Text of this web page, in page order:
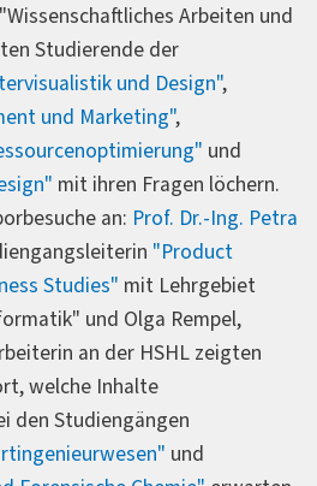
Arbeiten und
Studierende der
und Design",
und Marketing",
und
mit ihren Fragen löchern.
an: Prof. Dr.-Ing. Petra
"Product
Studies" mit Lehrgebiet
und Olga Rempel,
an der HSHL zeigten
welche Inhalte
den Studiengängen
und